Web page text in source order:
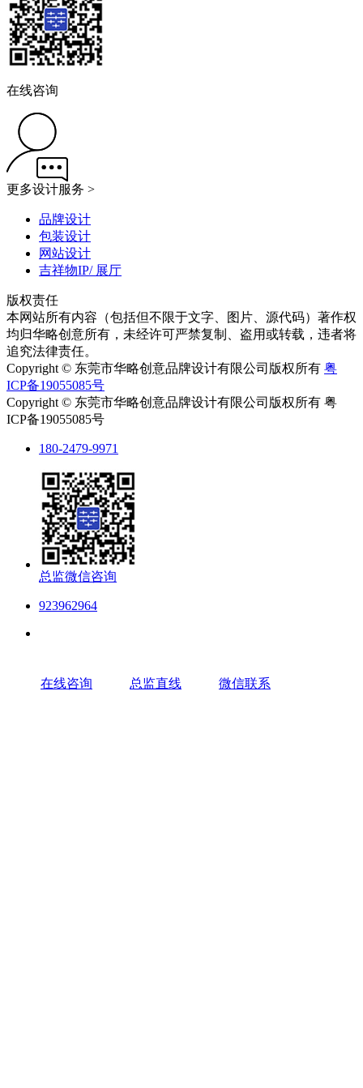
在线咨询
更多设计服务 >
品牌设计
包装设计
网站设计
吉祥物IP/ 展厅
版权责任
本网站所有内容（包括但不限于文字、图片、源代码）著作权
均归华略创意所有，未经许可严禁复制、盗用或转载，违者将
追究法律责任。
Copyright © 东莞市华略创意品牌设计有限公司版权所有 粤
ICP备19055085号
Copyright © 东莞市华略创意品牌设计有限公司版权所有 粤
ICP备19055085号
180-2479-9971
总监微信咨询
923962964
在线咨询 总监直线 微信联系